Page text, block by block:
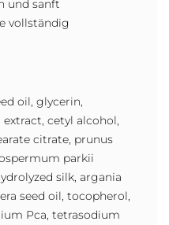
und sanft
vollständig
oil, glycerin,
cetyl alcohol,
citrate, prunus
parkii
silk, argania
seed oil, tocopherol,
Pca, tetrasodium